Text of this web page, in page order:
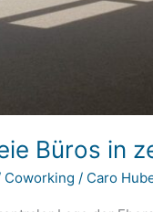
Büros in
Coworking / Caro